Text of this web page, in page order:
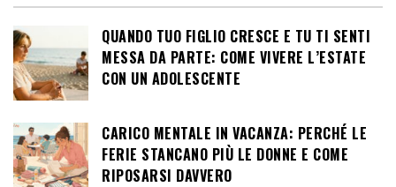
QUANDO TUO FIGLIO CRESCE E TU TI SENTI
MESSA DA PARTE: COME VIVERE L’ESTATE
CON UN ADOLESCENTE
CARICO MENTALE IN VACANZA: PERCHÉ LE
FERIE STANCANO PIÙ LE DONNE E COME
RIPOSARSI DAVVERO